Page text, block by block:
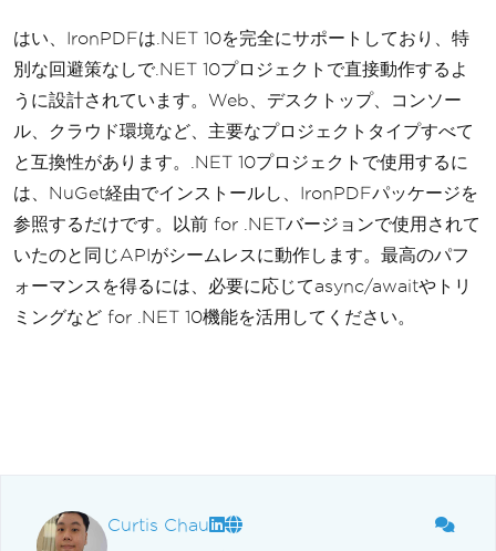
はい、IronPDFは.NET 10を完全にサポートしており、特
別な回避策なしで.NET 10プロジェクトで直接動作するよ
うに設計されています。Web、デスクトップ、コンソー
ル、クラウド環境など、主要なプロジェクトタイプすべて
と互換性があります。.NET 10プロジェクトで使用するに
は、NuGet経由でインストールし、IronPDFパッケージを
参照するだけです。以前 for .NETバージョンで使用されて
いたのと同じAPIがシームレスに動作します。最高のパフ
ォーマンスを得るには、必要に応じてasync/awaitやトリ
ミングなど for .NET 10機能を活用してください。
Curtis Chau